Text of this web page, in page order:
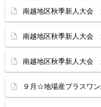
南越地区秋季新人大
南越地区秋季新人大
南越地区秋季新人大
９月☆地場産プラスワ